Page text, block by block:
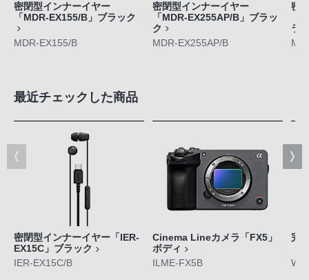
密閉型インナーイヤー
「MDR-EX155/B」ブラック
MDR-EX155/B
密閉型インナーイヤー
「MDR-EX255AP/B」ブラッ
ク
MDR-EX255AP/B
密
ラ
最近チェックした商品
密閉型インナーイヤー「IER-
EX15C」ブラック
IER-EX15C/B
Cinema Lineカメラ「FX5」
ボディ
ILME-FX5B
完